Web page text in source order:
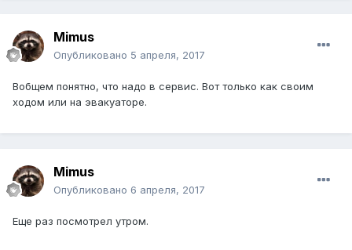
Mimus
Опубликовано 5 апреля, 2017
Вобщем понятно, что надо в сервис. Вот только как своим
ходом или на эвакуаторе.
Mimus
Опубликовано 6 апреля, 2017
Еще раз посмотрел утром.